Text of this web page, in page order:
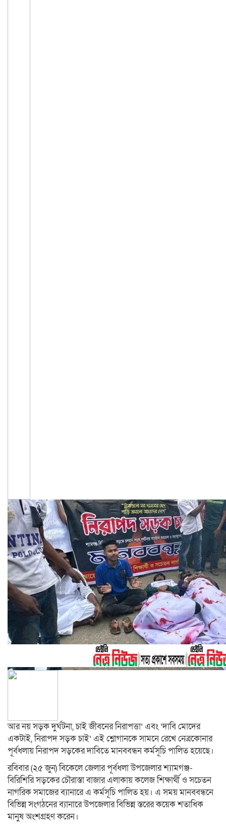
আর নয় সড়ক দুর্ঘটনা, চাই জীবনের নিরাপত্তা’ এবং ‘দাবি মোদের
একটাই, নিরাপদ সড়ক চাই’ এই শ্লোগানকে সামনে রেখে নেত্রকোনার
পূর্বধলায় নিরাপদ সড়কের দাবিতে মানববন্ধন কর্মসূচি পালিত হয়েছে।
রবিবার (২৫ জুন) বিকেলে জেলার পূর্বধলা উপজেলার শ্যামগঞ্জ-
বিরিশিরি সড়কের চৌরাস্তা বাজার এলাকায় কলেজ শিক্ষার্থী ও সচেতন
নাগরিক সমাজের ব্যানারে এ কর্মসূচি পালিত হয়। এ সময় মানববন্ধনে
বিভিন্ন সংগঠনের ব্যানারে উপজেলার বিভিন্ন স্তরের কয়েক শতাধিক
মানুষ অংশগ্রহণ করেন।